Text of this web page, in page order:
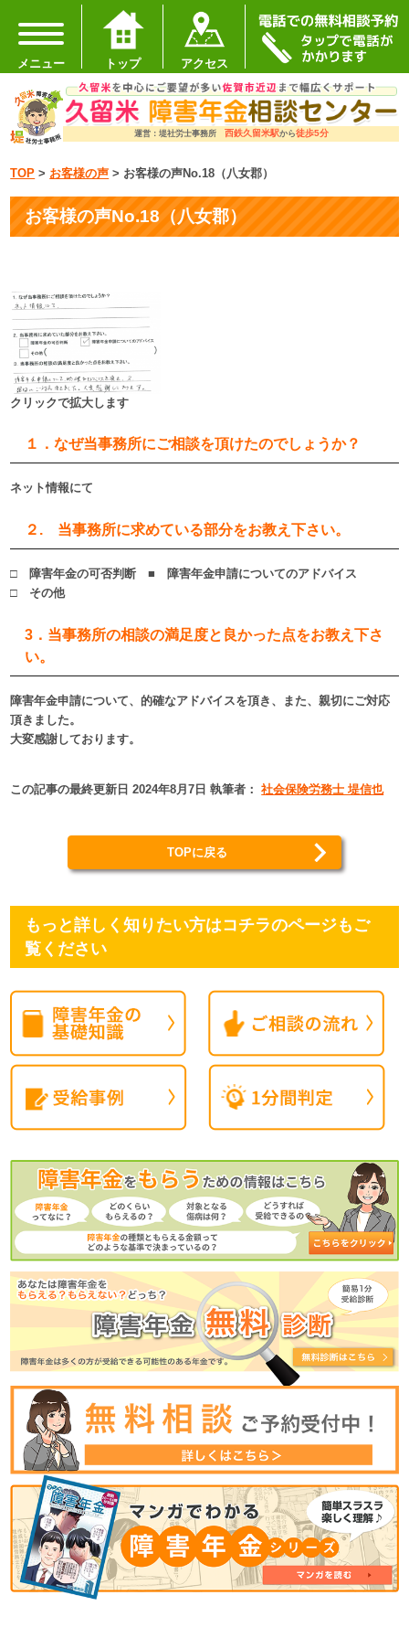
運営：堤社労士事務所 西鉄久留米駅から徒歩5分
メニュー トップ アクセス
TOP > お客様の声 > お客様の声No.18（八女郡）
お客様の声No.18（八女郡）
クリックで拡大します
１．なぜ当事務所にご相談を頂けたのでしょうか？
ネット情報にて
２. 当事務所に求めている部分をお教え下さい。
□ 障害年金の可否判断 ■ 障害年金申請についてのアドバイス
□ その他
3．当事務所の相談の満足度と良かった点をお教え下さ
い。
障害年金申請について、的確なアドバイスを頂き、また、親切にご対応
頂きました。
大変感謝しております。
この記事の最終更新日 2024年8月7日 執筆者：社会保険労務士 堤信也
TOPに戻る
もっと詳しく知りたい方はコチラのページもご
覧ください